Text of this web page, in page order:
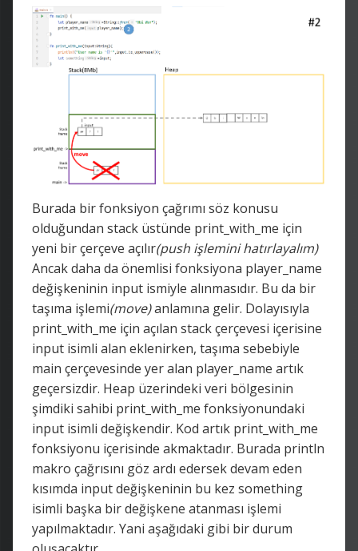
Burada bir fonksiyon çağrımı söz konusu
olduğundan stack üstünde print_with_me için
yeni bir çerçeve açılır(push işlemini hatırlayalım)
Ancak daha da önemlisi fonksiyona player_name
değişkeninin input ismiyle alınmasıdır. Bu da bir
taşıma işlemi(move)anlamına gelir. Dolayısıyla
print_with_me için açılan stack çerçevesi içerisine
input isimli alan eklenirken, taşıma sebebiyle
main çerçevesinde yer alan player_name artık
geçersizdir. Heap üzerindeki veri bölgesinin
şimdiki sahibi print_with_me fonksiyonundaki
input isimli değişkendir. Kod artık print_with_me
fonksiyonu içerisinde akmaktadır. Burada println
makro çağrısını göz ardı edersek devam eden
kısımda input değişkeninin bu kez something
isimli başka bir değişkene atanması işlemi
yapılmaktadır. Yani aşağıdaki gibi bir durum